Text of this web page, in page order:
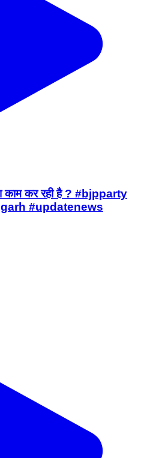
काम कर रही है ? #bjpparty
#updatenews